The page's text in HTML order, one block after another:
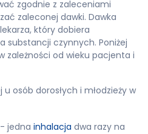
zgodnie z zaleceniami
zaleconej dawki. Dawka
który dobiera
substancji czynnych. Poniżej
zależności od wieku pacjenta i
osób dorosłych i młodzieży w
jedna inhalacja dwa razy na